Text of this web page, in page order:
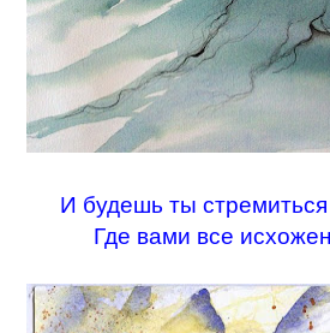
И будешь ты стремиться
Где вами все